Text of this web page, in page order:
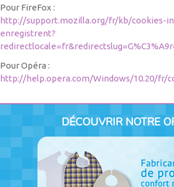
Pour FireFox :
http://support.mozilla.org/fr/kb/cookies-
enregistrent?
Pour Opéra :
http://help.opera.com/Windows/10.20/fr/
DÉCOUVRIR NOTRE